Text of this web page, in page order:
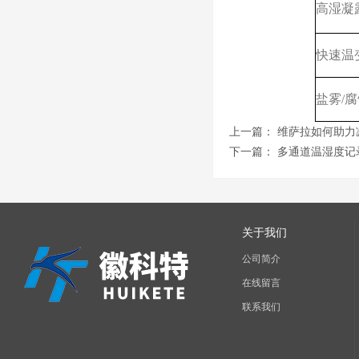
高湿凝
快速温
盐雾/
上一篇： 维萨拉如何助
下一篇： 多通道温湿度
关于我们
公司简介
在线留言
联系我们